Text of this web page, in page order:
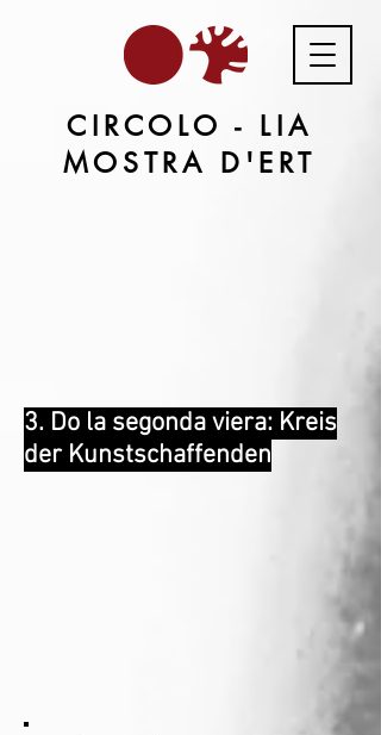
CIRCOLO - LIA
MOSTRA D'ERT
3. Do la segonda viera: Kreis
der Kunstschaffenden